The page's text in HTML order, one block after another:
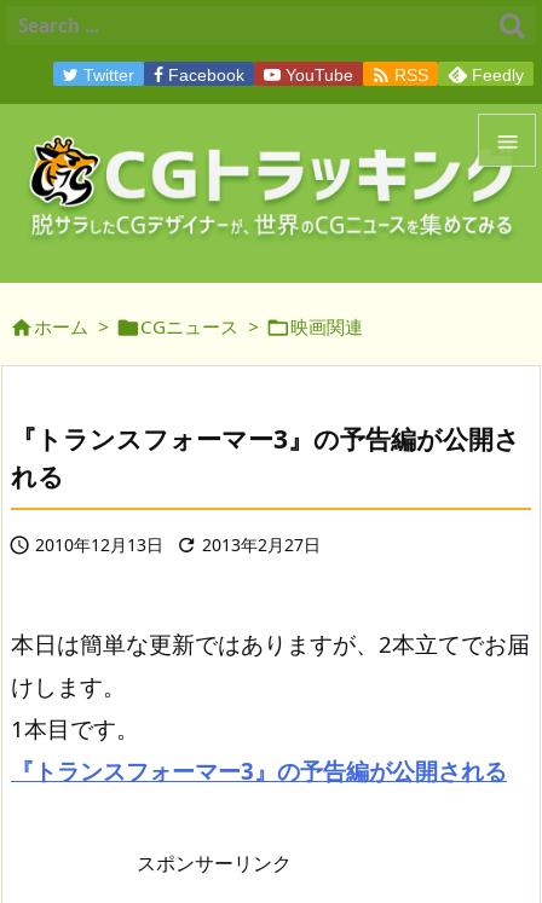


メニュ
前へ
次へ
Twitter Facebook YouTube  RSS Feedly
ホーム > CGニュース > 映画関連
『トランスフォーマー3』の予告編が公開さ
れる
 2010年12月13日  2013年2月27日
本日は簡単な更新ではありますが、2本立てでお届
けします。
1本目です。
『トランスフォーマー3』の予告編が公開される
スポンサーリンク